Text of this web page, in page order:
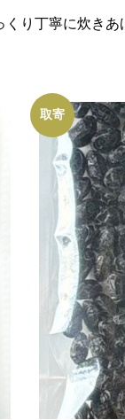
り丁寧に炊き
取寄